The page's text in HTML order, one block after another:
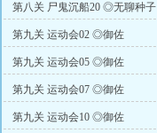
第八关 尸鬼沉船20 ◎无聊种子
第九关 运动会02 ◎御佐
第九关 运动会05 ◎御佐
第九关 运动会07 ◎御佐
第九关 运动会10 ◎御佐